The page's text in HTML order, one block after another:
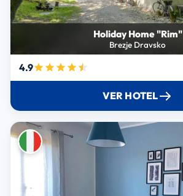
Holiday Home "Rim"
Brezje Dravsko
4.9
VER HOTEL